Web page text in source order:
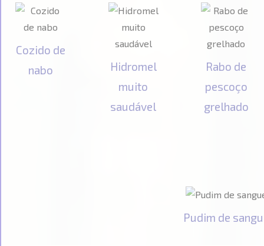
Cozido de
nabo
Hidromel
muito
saudável
Rabo de
pescoço
grelhado
Pudim de